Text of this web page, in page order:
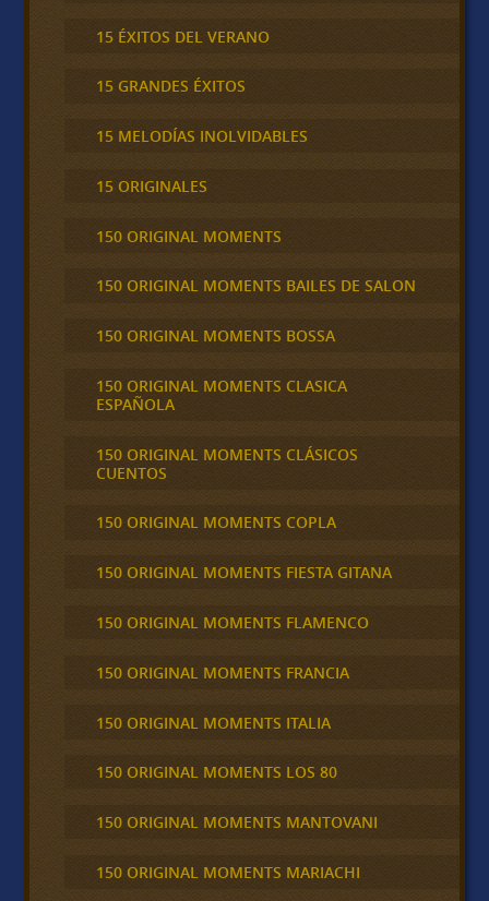
15 ÉXITOS DEL VERANO
15 GRANDES ÉXITOS
15 MELODÍAS INOLVIDABLES
15 ORIGINALES
150 ORIGINAL MOMENTS
150 ORIGINAL MOMENTS BAILES DE SALON
150 ORIGINAL MOMENTS BOSSA
150 ORIGINAL MOMENTS CLASICA
ESPAÑOLA
150 ORIGINAL MOMENTS CLÁSICOS
CUENTOS
150 ORIGINAL MOMENTS COPLA
150 ORIGINAL MOMENTS FIESTA GITANA
150 ORIGINAL MOMENTS FLAMENCO
150 ORIGINAL MOMENTS FRANCIA
150 ORIGINAL MOMENTS ITALIA
150 ORIGINAL MOMENTS LOS 80
150 ORIGINAL MOMENTS MANTOVANI
150 ORIGINAL MOMENTS MARIACHI